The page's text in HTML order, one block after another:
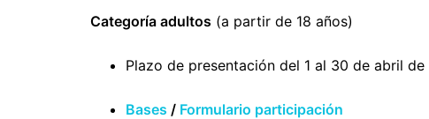
Categoría adultos (a partir de 18 años)
Plazo de presentación del 1 al 30 de abril de
Bases / Formulario participación